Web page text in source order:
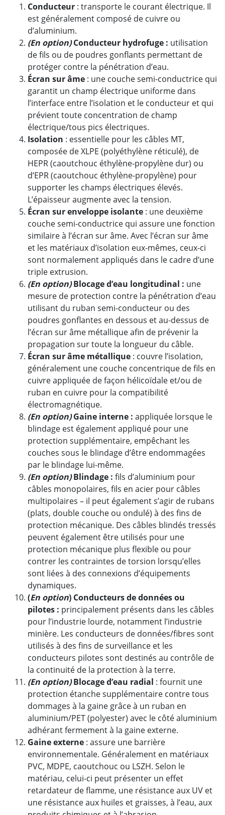
Conducteur : transporte le courant électrique. Il
est généralement composé de cuivre ou
d’aluminium.
(En option)Conducteur hydrofuge : utilisation
de fils ou de poudres gonflants permettant de
protéger contre la pénétration d’eau.
Écran sur âme : une couche semi-conductrice qui
garantit un champ électrique uniforme dans
l’interface entre l’isolation et le conducteur et qui
prévient toute concentration de champ
électrique/tous pics électriques.
Isolation : essentielle pour les câbles MT,
composée de XLPE (polyéthylène réticulé), de
HEPR (caoutchouc éthylène-propylène dur) ou
d’EPR (caoutchouc éthylène-propylène) pour
supporter les champs électriques élevés.
L’épaisseur augmente avec la tension.
Écran sur enveloppe isolante : une deuxième
couche semi-conductrice qui assure une fonction
similaire à l’écran sur âme. Avec l’écran sur âme
et les matériaux d’isolation eux-mêmes, ceux-ci
sont normalement appliqués dans le cadre d’une
triple extrusion.
(En option)Blocage d’eau longitudinal : une
mesure de protection contre la pénétration d’eau
utilisant du ruban semi-conducteur ou des
poudres gonflantes en dessous et au-dessus de
l’écran sur âme métallique afin de prévenir la
propagation sur toute la longueur du câble.
Écran sur âme métallique : couvre l’isolation,
généralement une couche concentrique de fils en
cuivre appliquée de façon hélicoïdale et/ou de
ruban en cuivre pour la compatibilité
électromagnétique.
(En option)Gaine interne : appliquée lorsque le
blindage est également appliqué pour une
protection supplémentaire, empêchant les
couches sous le blindage d’être endommagées
par le blindage lui-même.
(En option)Blindage : fils d’aluminium pour
câbles monopolaires, fils en acier pour câbles
multipolaires – il peut également s’agir de rubans
(plats, double couche ou ondulé) à des fins de
protection mécanique. Des câbles blindés tressés
peuvent également être utilisés pour une
protection mécanique plus flexible ou pour
contrer les contraintes de torsion lorsqu’elles
sont liées à des connexions d’équipements
dynamiques.
(En option) Conducteurs de données ou
pilotes : principalement présents dans les câbles
pour l’industrie lourde, notamment l’industrie
minière. Les conducteurs de données/fibres sont
utilisés à des fins de surveillance et les
conducteurs pilotes sont destinés au contrôle de
la continuité de la protection à la terre.
(En option)Blocage d’eau radial : fournit une
protection étanche supplémentaire contre tous
dommages à la gaine grâce à un ruban en
aluminium/PET (polyester) avec le côté aluminium
adhérant fermement à la gaine externe.
Gaine externe : assure une barrière
environnementale. Généralement en matériaux
PVC, MDPE, caoutchouc ou LSZH. Selon le
matériau, celui-ci peut présenter un effet
retardateur de flamme, une résistance aux UV et
une résistance aux huiles et graisses, à l’eau, aux